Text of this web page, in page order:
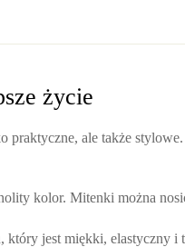
życie
ale także
kolor. Mitenki można
jest miękki, elastyczny i